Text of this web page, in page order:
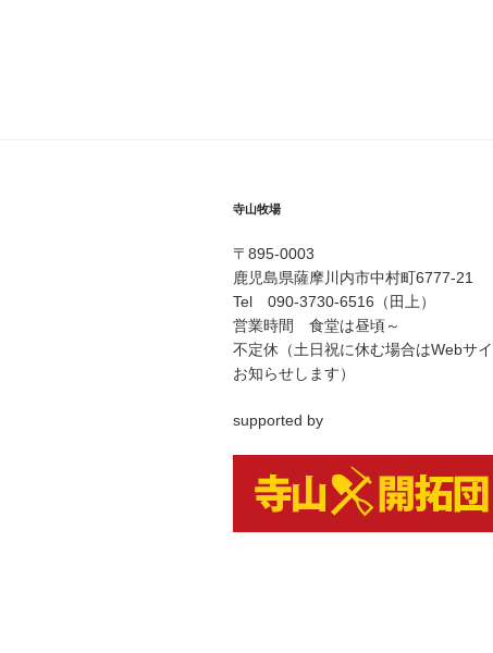
寺山牧場
〒895-0003
鹿児島県薩摩川内市中村町6777-21
Tel 090-3730-6516（田上）
営業時間 食堂は昼頃～
不定休（土日祝に休む場合はWebサ
お知らせします）
supported by